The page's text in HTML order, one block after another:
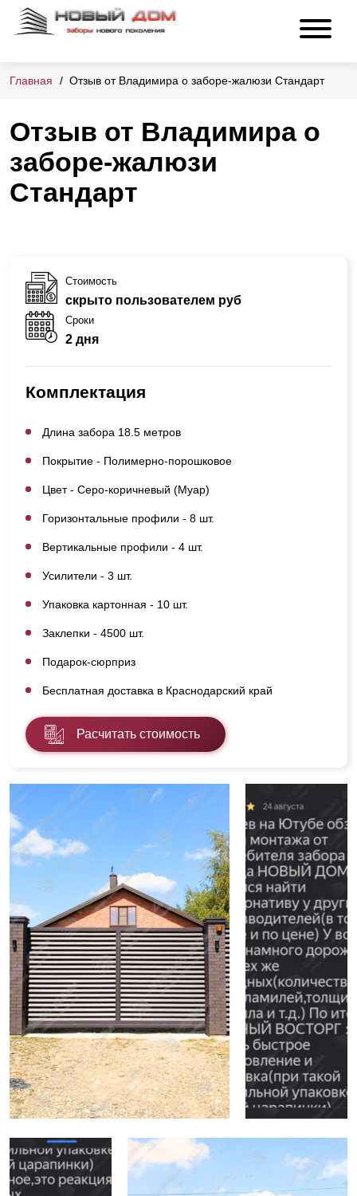
Главная Отзыв от Владимира о заборе-жалюзи Стандарт
Отзыв от Владимира о
заборе-жалюзи
Стандарт
Стоимость
скрыто пользователем руб
Сроки
2 дня
Комплектация
Длина забора 18.5 метров
Покрытие - Полимерно-порошковое
Цвет - Серо-коричневый (Муар)
Горизонтальные профили - 8 шт.
Вертикальные профили - 4 шт.
Усилители - 3 шт.
Упаковка картонная - 10 шт.
Заклепки - 4500 шт.
Подарок-сюрприз
Бесплатная доставка в Краснодарский край
Расчитать стоимость